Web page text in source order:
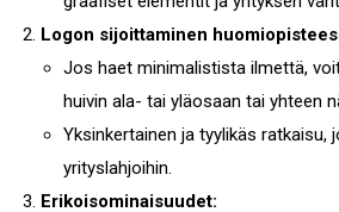
Logon sijoittaminen
Jos haet minimalistista ilmettä,
huivin ala- tai yläosaan tai yhteen
Yksinkertainen ja tyylikäs ratkaisu,
yrityslahjoihin.
Erikoisominaisuudet: